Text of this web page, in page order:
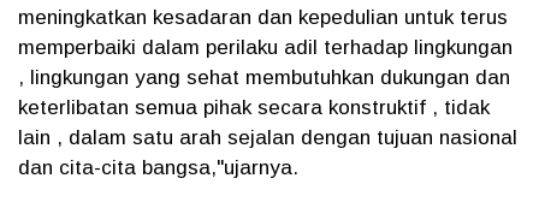
meningkatkan kesadaran dan kepedulian untuk terus
memperbaiki dalam perilaku adil terhadap lingkungan
, lingkungan yang sehat membutuhkan dukungan dan
keterlibatan semua pihak secara konstruktif , tidak
lain , dalam satu arah sejalan dengan tujuan nasional
dan cita-cita bangsa,"ujarnya.